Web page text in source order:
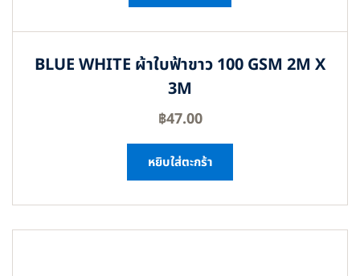
BLUE WHITE ผ้าใบฟ้าขาว 100 GSM 2M X
3M
฿47.00
หยิบใส่ตะกร้า